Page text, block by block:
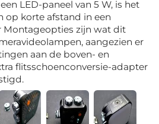
LED-paneel van 5 W, is het
op korte afstand in een
zijn wat dit
aangezien er
aan de boven- en
flitsschoenconversie-adapter